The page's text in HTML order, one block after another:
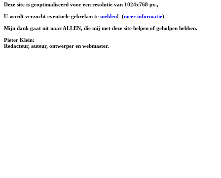
Deze site is geoptimaliseerd voor een resolutie van 1024x768 px.,
U wordt verzocht eventuele gebreken te melden! (meer informatie)
Mijn dank gaat uit naar ALLEN, die mij met deze site helpen of geholpen hebben.
Pieter Klein:
Redacteur, auteur, ontwerper en webmaster.